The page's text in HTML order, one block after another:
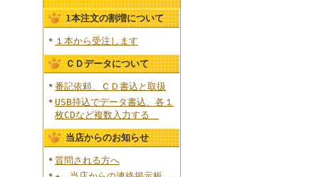
1本注文の割増について
１本から受注します
ＣＤデータについて
番記依頼、ＣＤ書込と取扱
USB持込でデータ書込、各１
枚CDなど複数入力する
当店からのお知らせ
質問される方へ